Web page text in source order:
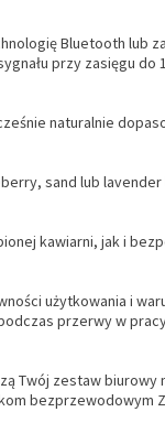
Bluetooth lub
przy zasięgu do
naturalnie
sand lub
kawiarni, jak i
użytkowania i
przerwy w
Twój zestaw